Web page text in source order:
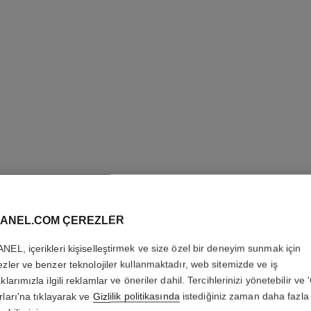
ÇEREZLER
içerikleri kişiselleştirmek ve size özel bir deneyim sunmak için
ve benzer teknolojiler kullanmaktadır, web sitemizde ve iş
ilgili reklamlar ve öneriler dahil. Tercihlerinizi yönetebilir ve
tıklayarak ve Gizlilik politikasındaistediğiniz zaman daha fazla